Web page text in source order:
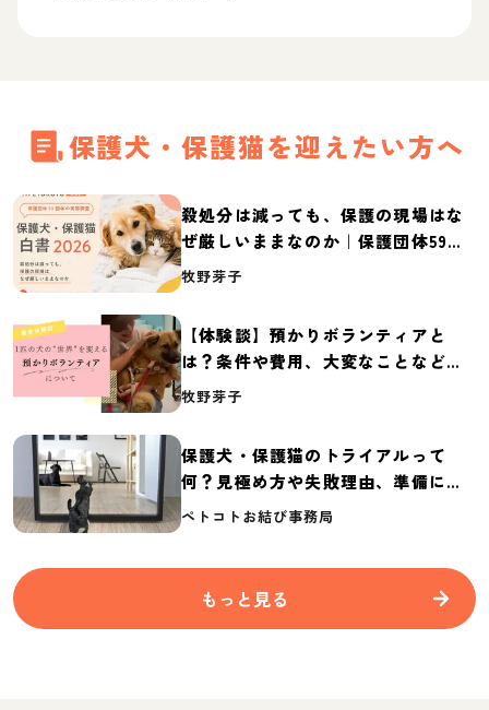
保護犬・保護猫を迎えたい方へ
殺処分は減っても、保護の現場はな
ぜ厳しいままなのか｜保護団体59団
体の実態調査【保護犬・保護猫白書
牧野芽子
【体験談】預かりボランティアと
は？条件や費用、大変なことなど紹
介
牧野芽子
保護犬・保護猫のトライアルって
何？見極め方や失敗理由、準備に必
要なものを紹介
ペトコトお結び事務局
もっと見る